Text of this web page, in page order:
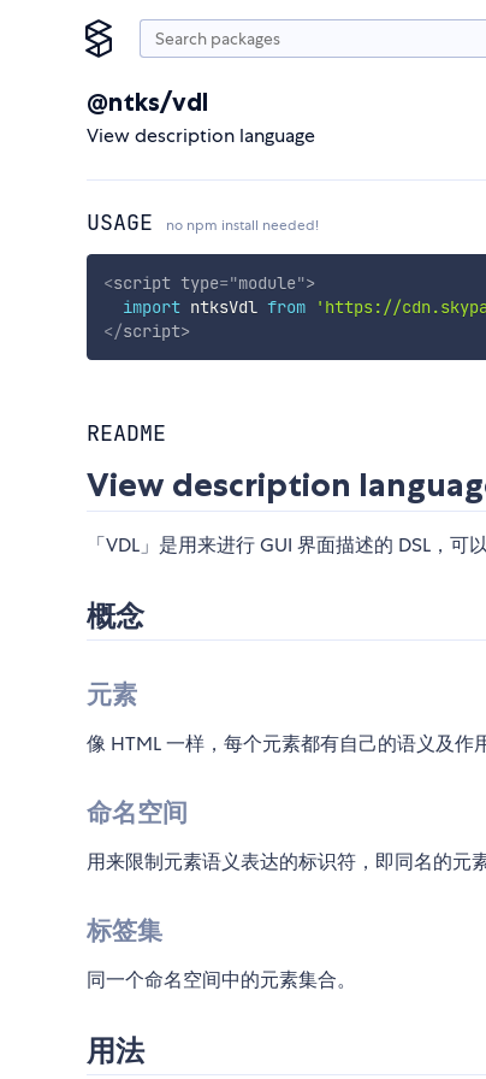
@ntks/vdl
View description language
USAGE no npm install needed!
<script type="module">
import ntksVdl from 'https://
</script>
README
View description
「VDL」是用来进行 GUI 界面描述的 DSL，
概念
元素
像 HTML 一样，每个元素都有自己的语义及作用
命名空间
用来限制元素语义表达的标识符，即同名的元
标签集
同一个命名空间中的元素集合。
用法